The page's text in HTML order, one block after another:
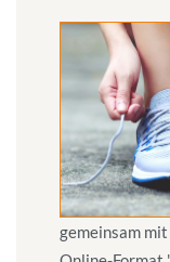
gemeinsam